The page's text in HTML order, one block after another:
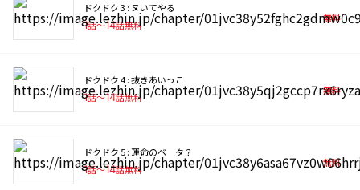
ドクドク 3 : ヌいてやる
1話〜14話無料
無料
ドクドク 4 : 抜きあいっこ
1話〜14話無料
無料
ドクドク 5 : 運命のベータ？
1話〜14話無料
無料